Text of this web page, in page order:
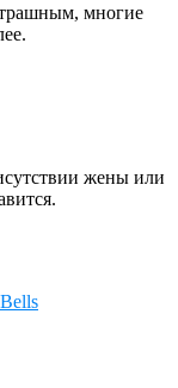
многие
жены или